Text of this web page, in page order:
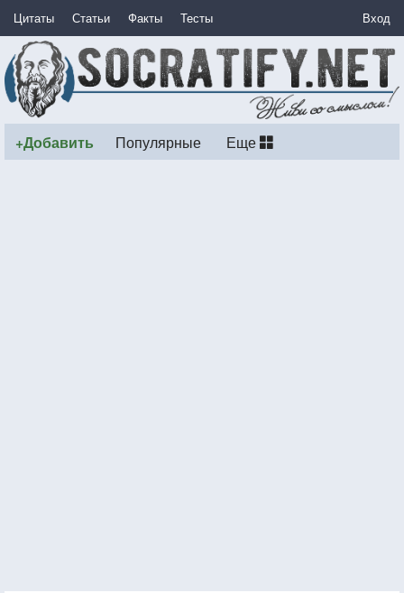
Цитаты Статьи Факты Тесты Вход
+Добавить Популярные Еще